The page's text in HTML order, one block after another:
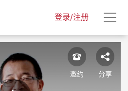
登录/注册
邀约 分享